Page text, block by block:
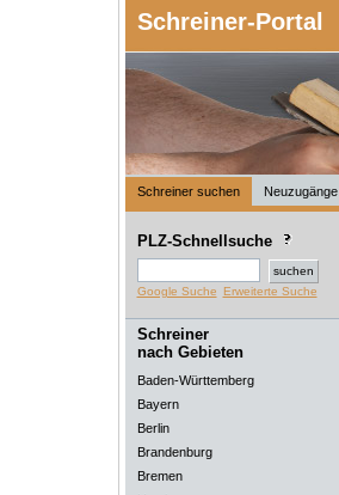
Schreiner-Portal
Schreiner suchen Neuzugänge
PLZ-Schnellsuche
Google Suche Erweiterte Suche
Schreiner
nach Gebieten
Baden-Württemberg
Bayern
Berlin
Brandenburg
Bremen